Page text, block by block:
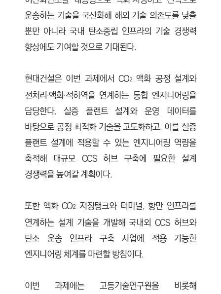
운송하는 기술을 국산화해 해외 기술 의존도를 낮출
뿐만 아니라 국내 탄소중립 인프라의 기술 경쟁력
향상에도 기여할 것으로 기대된다.
현대건설은 이번 과제에서 CO2액화 공정 설계와
전처리·액화·적하역을 연계하는 통합 엔지니어링을
담당한다. 실증 플랜트 설계와 운영 데이터를
바탕으로 공정 최적화 기술을 고도화하고, 이를 실증
플랜트 설계에 적용할 수 있는 엔지니어링 역량을
축적해 대규모 CCS 허브 구축에 필요한 설계
경쟁력을 높여갈 계획이다.
또한 액화 CO2저장탱크와 터미널, 항만 인프라를
연계하는 설계 기술을 개발해 국내외 CCS 허브와
탄소 운송 인프라 구축 사업에 적용 가능한
엔지니어링 체계를 마련할 방침이다.
이번 과제에는 고등기술연구원을 비롯해